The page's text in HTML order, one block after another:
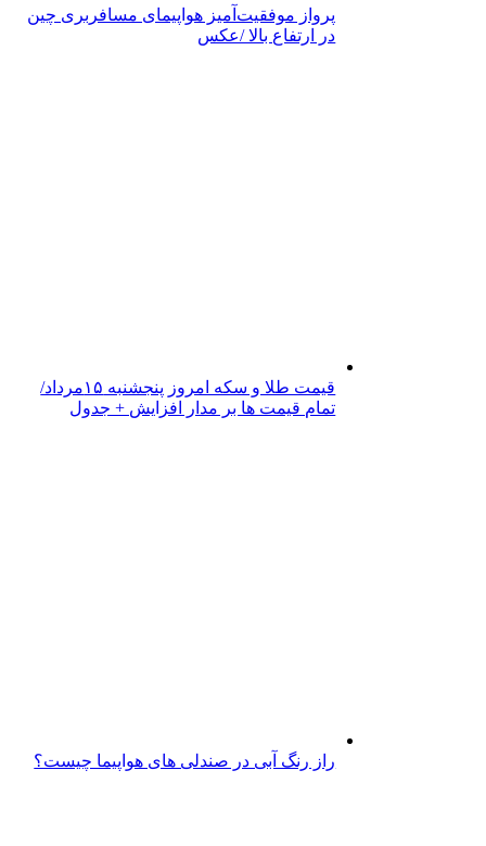
پرواز موفقیت‌آمیز هواپیمای مسافربری چین
در ارتفاع بالا /عکس
قیمت طلا و سکه امروز پنجشنبه ۱۵مرداد/
تمام قیمت ها بر مدار افزایش + جدول
راز رنگ آبی در صندلی های هواپیما چیست؟